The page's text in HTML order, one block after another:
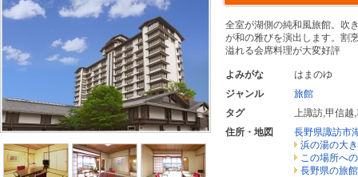
全室が湖側の純和風旅館。吹
が和の雅びを演出します。割
溢れる会席料理が大変好評
よみがな
はまのゆ
ジャンル
旅館
タグ
上諏訪,甲信越,
住所・地図
長野県諏訪市
浜の湯の大
この場所へ
長野県の旅館